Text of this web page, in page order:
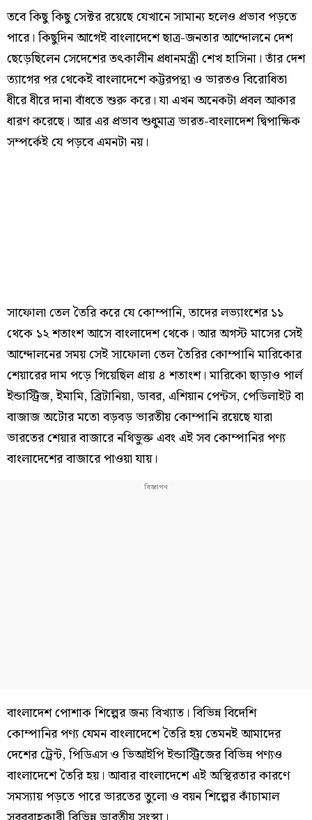
তবে কিছু কিছু সেক্টর রয়েছে যেখানে সামান্য হলেও প্রভাব পড়তে
পারে। কিছুদিন আগেই বাংলাদেশে ছাত্র-জনতার আন্দোলনে দেশ
ছেড়েছিলেন সেদেশের তৎকালীন প্রধানমন্ত্রী শেখ হাসিনা। তাঁর দেশ
ত্যাগের পর থেকেই বাংলাদেশে কট্টরপন্থা ও ভারতও বিরোধিতা
ধীরে ধীরে দানা বাঁধতে শুরু করে। যা এখন অনেকটা প্রবল আকার
ধারণ করেছে। আর এর প্রভাব শুধুমাত্র ভারত-বাংলাদেশ দ্বিপাক্ষিক
সম্পর্কেই যে পড়বে এমনটা নয়।
সাফোলা তেল তৈরি করে যে কোম্পানি, তাদের লভ্যাংশের ১১
থেকে ১২ শতাংশ আসে বাংলাদেশ থেকে। আর অগস্ট মাসের সেই
আন্দোলনের সময় সেই সাফোলা তেল তৈরির কোম্পানি মারিকোর
শেয়ারের দাম পড়ে গিয়েছিল প্রায় ৪ শতাংশ। মারিকো ছাড়াও পার্ল
ইন্ডাস্ট্রিজ, ইমামি, ব্রিটানিয়া, ডাবর, এশিয়ান পেন্টস, পেডিলাইট বা
বাজাজ অটোর মতো বড়বড় ভারতীয় কোম্পানি রয়েছে যারা
ভারতের শেয়ার বাজারে নথিভুক্ত এবং এই সব কোম্পানির পণ্য
বাংলাদেশের বাজারে পাওয়া যায়।
বাংলাদেশ পোশাক শিল্পের জন্য বিখ্যাত। বিভিন্ন বিদেশি
কোম্পানির পণ্য যেমন বাংলাদেশে তৈরি হয় তেমনই আমাদের
দেশের ট্রেন্ট, পিডিএস ও ভিআইপি ইন্ডাস্ট্রিজের বিভিন্ন পণ্যও
বাংলাদেশে তৈরি হয়। আবার বাংলাদেশে এই অস্থিরতার কারণে
সমস্যায় পড়তে পারে ভারতের তুলো ও বয়ন শিল্পের কাঁচামাল